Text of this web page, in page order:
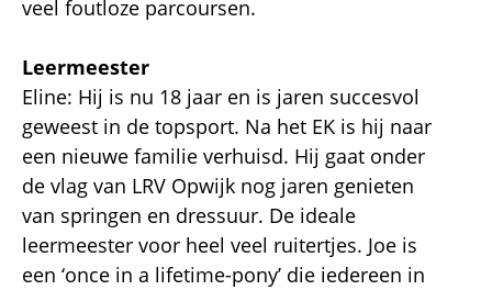
veel foutloze parcoursen.
Leermeester
Eline: Hij is nu 18 jaar en is jaren succesvol
geweest in de topsport. Na het EK is hij naar
een nieuwe familie verhuisd. Hij gaat onder
de vlag van LRV Opwijk nog jaren genieten
van springen en dressuur. De ideale
leermeester voor heel veel ruitertjes. Joe is
een ‘once in a lifetime-pony’ die iedereen in